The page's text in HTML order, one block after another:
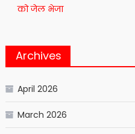
को जेल भेजा
Archives
April 2026
March 2026